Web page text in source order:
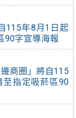
115年8月1日起
90字宣導海報
商圈」將自115
指定吸菸區90